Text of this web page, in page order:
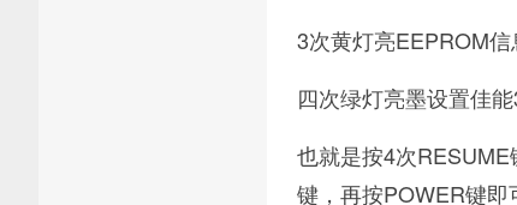
3次黄灯亮EEPROM
四次绿灯亮墨设置佳
也就是按4次
键，再按POWER键即